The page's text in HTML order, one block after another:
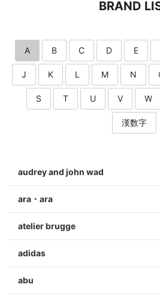
BRAND
A B C D E
J K L M N
S T U V W
漢数字
audrey and john wad
ara・ara
atelier brugge
adidas
abu